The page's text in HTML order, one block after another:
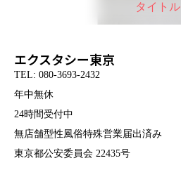
タイトル
エクスタシー東京
TEL: 080-3693-2432
年中無休
24時間受付中
無店舗型性風俗特殊営業届出済み
東京都公安委員会 22435号